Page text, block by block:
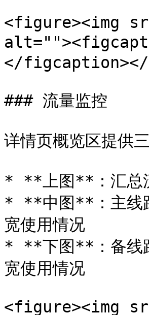
<figure><img
</
### 流量监控
详情页概览区提供
* **上图**：汇总
* **中图**：主线
宽使用情况
* **下图**：备线
宽使用情况
<figure><img